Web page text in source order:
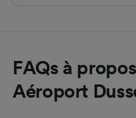
FAQs à
Aéroport